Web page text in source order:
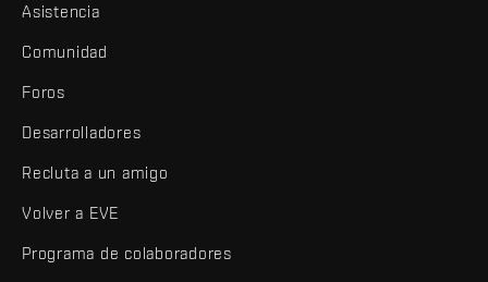
Asistencia
Comunidad
Foros
Desarrolladores
Recluta a un amigo
Volver a EVE
Programa de colaboradores